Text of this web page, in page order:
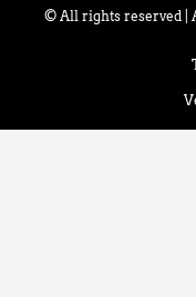
© All rights reserved |